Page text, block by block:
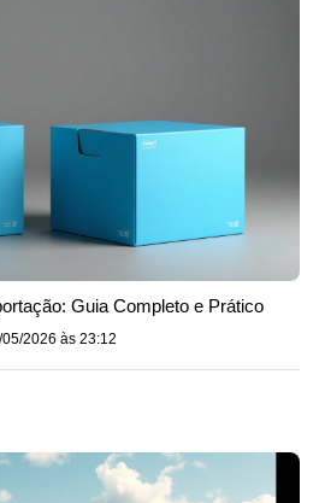
Guia Completo e Prático
2026 às 23:12